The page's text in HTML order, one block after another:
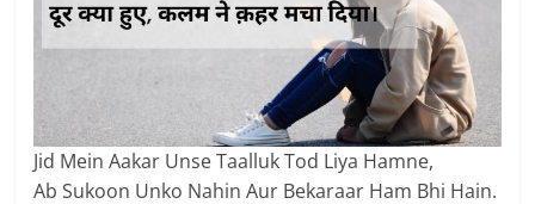
Jid Mein Aakar Unse Taalluk Tod Liya Hamne,
Ab Sukoon Unko Nahin Aur Bekaraar Ham Bhi Hain.